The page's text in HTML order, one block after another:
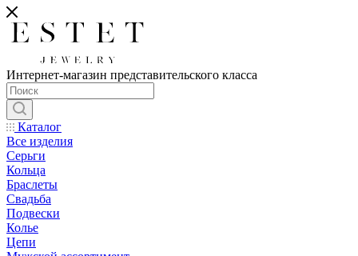
Интернет-магазин представительского класса
Каталог
Все изделия
Серьги
Кольца
Браслеты
Свадьба
Подвески
Колье
Цепи